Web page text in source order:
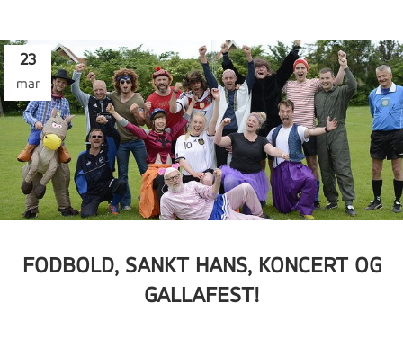
23
mar
FODBOLD, SANKT HANS, KONCERT OG
GALLAFEST!